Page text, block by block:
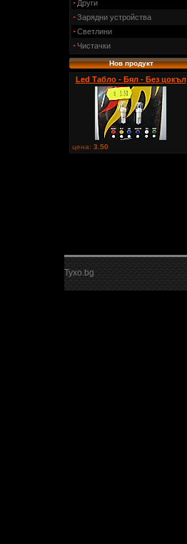
Други
Зарядни устройства
Светлини
Чистачки
Нов продукт
Led Табло - Бял - Без цокъл
цена: 3.50